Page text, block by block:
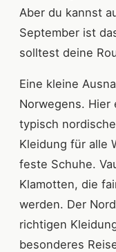
Aber du kannst
September ist
solltest deine
Eine kleine
Norwegens.
typisch
Kleidung für alle
feste Schuhe.
Klamotten, die
werden. Der
richtigen
besonderes